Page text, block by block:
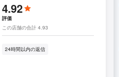
4.92
評価
この店舗の合計 4.93
24時間以内の返信